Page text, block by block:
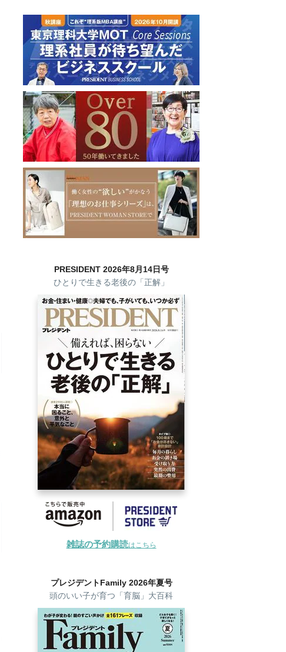
PRESIDENT 2026年8月14日号
ひとりで生きる老後の「正解」
雑誌の予約購読はこちら
プレジデントFamily 2026年夏号
頭のいい子が育つ「育脳」大百科